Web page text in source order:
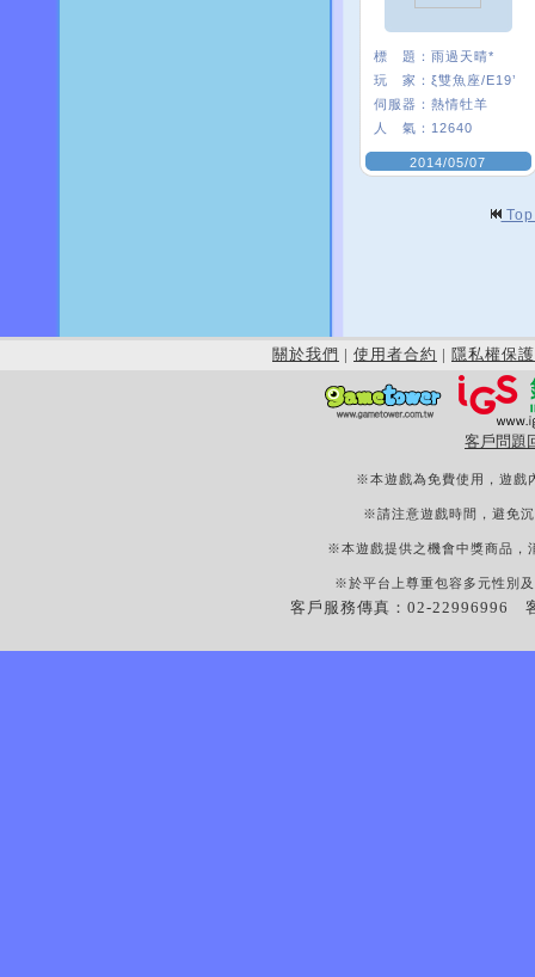
標 題： 雨過天晴*
玩 家： ξ雙魚座/E19’
伺服器： 熱情牡羊
人 氣： 12640
2014/05/07
關於我們 | 使用者合約 | 隱私權保護
客戶問題
※本遊戲為免費使用，遊戲
※請注意遊戲時間，避免
※本遊戲提供之機會中獎商品，
※於平台上尊重包容多元性別
客戶服務傳真：02-22996996